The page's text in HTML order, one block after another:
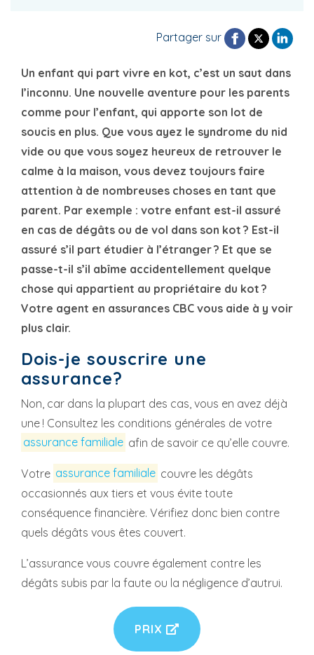
Partager sur
Un enfant qui part vivre en kot, c’est un saut dans
l’inconnu. Une nouvelle aventure pour les parents
comme pour l’enfant, qui apporte son lot de
soucis en plus. Que vous ayez le syndrome du nid
vide ou que vous soyez heureux de retrouver le
calme à la maison, vous devez toujours faire
attention à de nombreuses choses en tant que
parent. Par exemple : votre enfant est-il assuré
en cas de dégâts ou de vol dans son kot ? Est-il
assuré s’il part étudier à l’étranger ? Et que se
passe-t-il s’il abîme accidentellement quelque
chose qui appartient au propriétaire du kot ?
Votre agent en assurances CBC vous aide à y voir
plus clair.
Dois-je souscrire une
assurance?
Non, car dans la plupart des cas, vous en avez déjà
une ! Consultez les conditions générales de votre
assurance familiale afin de savoir ce qu’elle couvre.
Votre assurance familiale couvre les dégâts
occasionnés aux tiers et vous évite toute
conséquence financière. Vérifiez donc bien contre
quels dégâts vous êtes couvert.
L’assurance vous couvre également contre les
dégâts subis par la faute ou la négligence d’autrui.
PRIX